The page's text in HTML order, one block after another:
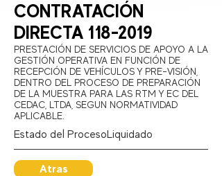
CONTRATACIÓN
DIRECTA 118-2019
PRESTACIÓN DE SERVICIOS DE APOYO A LA
GESTIÓN OPERATIVA EN FUNCIÓN DE
RECEPCIÓN DE VEHÍCULOS Y PRE-VISIÓN,
DENTRO DEL PROCESO DE PREPARACIÓN
DE LA MUESTRA PARA LAS RTM Y EC DEL
CEDAC, LTDA, SEGUN NORMATIVIDAD
APLICABLE.
Estado del Proceso:Liquidado
Atras